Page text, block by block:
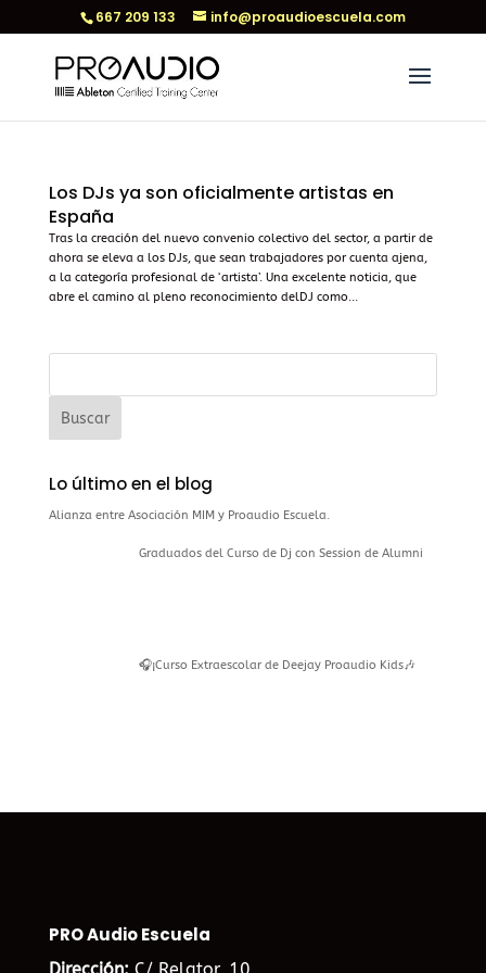
667 209 133 info@proaudioescuela.com
Los DJs ya son oficialmente artistas en
España
Tras la creación del nuevo convenio colectivo del sector, a partir de
ahora se eleva a los DJs, que sean trabajadores por cuenta ajena,
a la categoría profesional de ‘artista’. Una excelente noticia, que
abre el camino al pleno reconocimiento delDJ como...
Lo último en el blog
Alianza entre Asociación MIM y Proaudio Escuela.
Graduados del Curso de Dj con Session de Alumni
🎧¡Curso Extraescolar de Deejay Proaudio Kids🎶
PRO Audio Escuela